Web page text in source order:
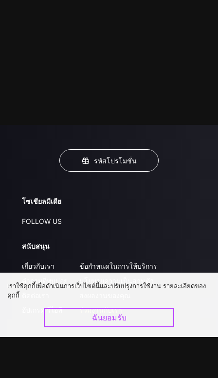
รหัสโปรโมชั่น
โซเชียลมีเดีย
FOLLOW US
สนับสนุน
เกี่ยวกับเรา
คำถามที่พบบ่อย
อัปเกรด วีไอพี
ข้อกำหนดในการให้บริการ
นโยบายความเป็นส่วนตัว
ร่วมงานกับเรา
เราใช้คุกกี้เพื่อดำเนินการเว็บไซต์นี้และปรับปรุงการใช้งาน รายละเอียดของ
คุกกี้
ฉันยอมรับ